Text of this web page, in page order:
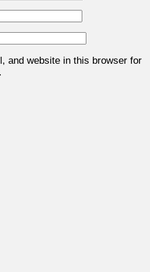
and website in this browser for